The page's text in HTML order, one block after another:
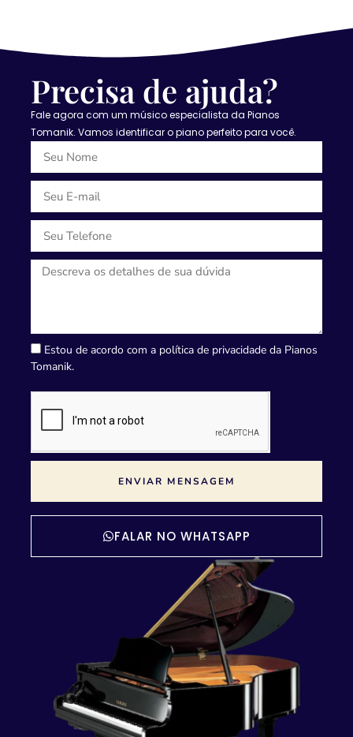
Precisa de ajuda?
Fale agora com um músico especialista da Pianos
Tomanik. Vamos identificar o piano perfeito para você.
Estou de acordo com a política de privacidade da Pianos
Tomanik.
ENVIAR MENSAGEM
FALAR NO WHATSAPP